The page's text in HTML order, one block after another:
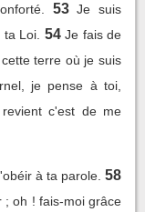
53 Je suis
Loi. 54 Je fais de
terre où je suis
je pense à toi,
c'est de me
à ta parole. 58
; oh ! fais-moi grâce